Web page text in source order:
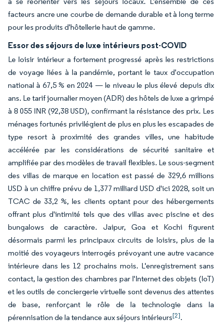
facteurs ancre une courbe de demande durable et à long terme
pour les produits d'hôtellerie haut de gamme.
Essor des séjours de luxe intérieurs post-COVID
Le loisir intérieur a fortement progressé après les restrictions
de voyage liées à la pandémie, portant le taux d'occupation
national à 67,5 % en 2024 — le niveau le plus élevé depuis dix
ans. Le tarif journalier moyen (ADR) des hôtels de luxe a grimpé
à 8 055 INR (92,38 USD), confirmant la résistance des prix. Les
ménages fortunés privilégient de plus en plus les escapades de
type resort à proximité des grandes villes, une habitude
accélérée par les considérations de sécurité sanitaire et
amplifiée par des modèles de travail flexibles. Le sous-segment
des villas de marque en location est passé de 329,6 millions
USD à un chiffre prévu de 1,377 milliard USD d'ici 2028, soit un
TCAC de 33,2 %, les clients optant pour des hébergements
offrant plus d'intimité tels que des villas avec piscine et des
bungalows de caractère. Jaipur, Goa et Kochi figurent
désormais parmi les principaux circuits de loisirs, plus de la
moitié des voyageurs interrogés prévoyant une autre vacance
intérieure dans les 12 prochains mois. L'enregistrement sans
contact, la gestion des chambres par l'Internet des objets (IoT)
et les outils de conciergerie virtuelle sont devenus des attentes
de base, renforçant le rôle de la technologie dans la
pérennisation de la tendance aux séjours intérieurs[2].